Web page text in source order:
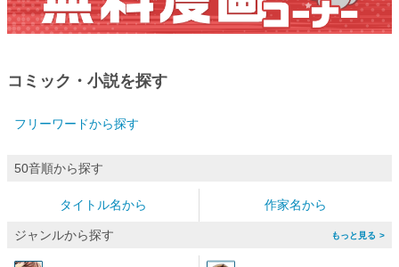
コミック・小説を探す
フリーワードから探す
50音順から探す
タイトル名から 作家名から
ジャンルから探す >